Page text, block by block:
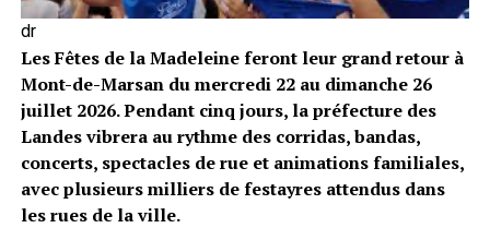
dr
Les Fêtes de la Madeleine feront leur grand retour à
Mont-de-Marsan du mercredi 22 au dimanche 26
juillet 2026. Pendant cinq jours, la préfecture des
Landes vibrera au rythme des corridas, bandas,
concerts, spectacles de rue et animations familiales,
avec plusieurs milliers de festayres attendus dans
les rues de la ville.